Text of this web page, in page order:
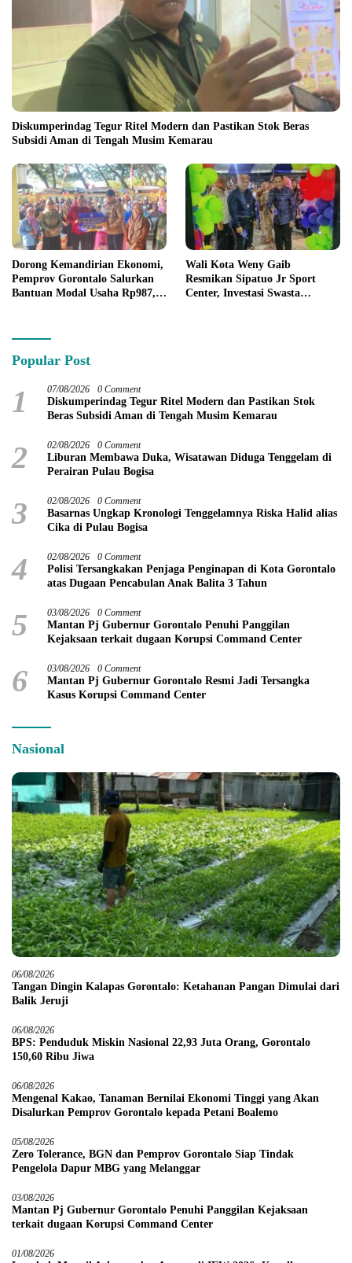
Diskumperindag Tegur Ritel Modern dan Pastikan Stok Beras
Subsidi Aman di Tengah Musim Kemarau
Dorong Kemandirian Ekonomi,
Pemprov Gorontalo Salurkan
Bantuan Modal Usaha Rp987,5
Wali Kota Weny Gaib
Resmikan Sipatuo Jr Sport
Center, Investasi Swasta
Popular Post
1 07/08/2026 0 Comment
Diskumperindag Tegur Ritel Modern dan Pastikan Stok
Beras Subsidi Aman di Tengah Musim Kemarau
2 02/08/2026 0 Comment
Liburan Membawa Duka, Wisatawan Diduga Tenggelam di
Perairan Pulau Bogisa
3 02/08/2026 0 Comment
Basarnas Ungkap Kronologi Tenggelamnya Riska Halid alias
Cika di Pulau Bogisa
4 02/08/2026 0 Comment
Polisi Tersangkakan Penjaga Penginapan di Kota Gorontalo
atas Dugaan Pencabulan Anak Balita 3 Tahun
5 03/08/2026 0 Comment
Mantan Pj Gubernur Gorontalo Penuhi Panggilan
Kejaksaan terkait dugaan Korupsi Command Center
6 03/08/2026 0 Comment
Mantan Pj Gubernur Gorontalo Resmi Jadi Tersangka
Kasus Korupsi Command Center
Nasional
06/08/2026
Tangan Dingin Kalapas Gorontalo: Ketahanan Pangan Dimulai dari
Balik Jeruji
06/08/2026
BPS: Penduduk Miskin Nasional 22,93 Juta Orang, Gorontalo
150,60 Ribu Jiwa
06/08/2026
Mengenal Kakao, Tanaman Bernilai Ekonomi Tinggi yang Akan
Disalurkan Pemprov Gorontalo kepada Petani Boalemo
05/08/2026
Zero Tolerance, BGN dan Pemprov Gorontalo Siap Tindak
Pengelola Dapur MBG yang Melanggar
03/08/2026
Mantan Pj Gubernur Gorontalo Penuhi Panggilan Kejaksaan
terkait dugaan Korupsi Command Center
01/08/2026